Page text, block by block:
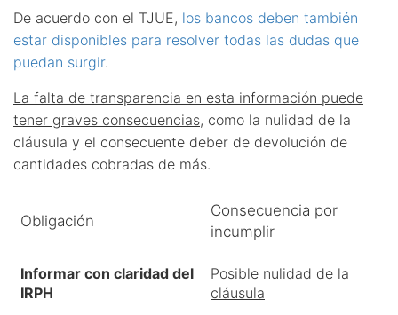
De acuerdo con el TJUE, los bancos deben también
estar disponibles para resolver todas las dudas que
puedan surgir.
La falta de transparencia en esta información puede
tener graves consecuencias, como la nulidad de la
cláusula y el consecuente deber de devolución de
cantidades cobradas de más.
Obligación
Consecuencia por
incumplir
Informar con claridad del
IRPH
Posible nulidad de la
cláusula